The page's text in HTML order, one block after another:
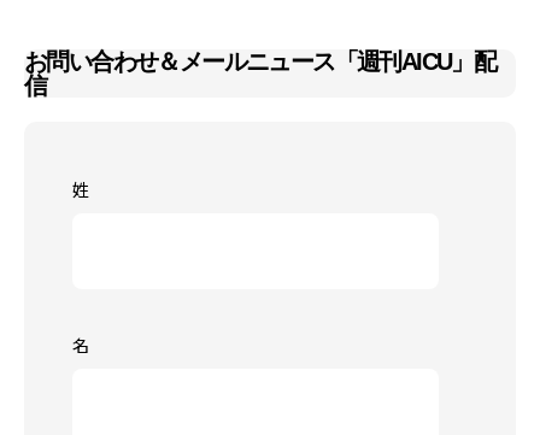
お問い合わせ＆メールニュース「週刊AICU」配
信
姓
名